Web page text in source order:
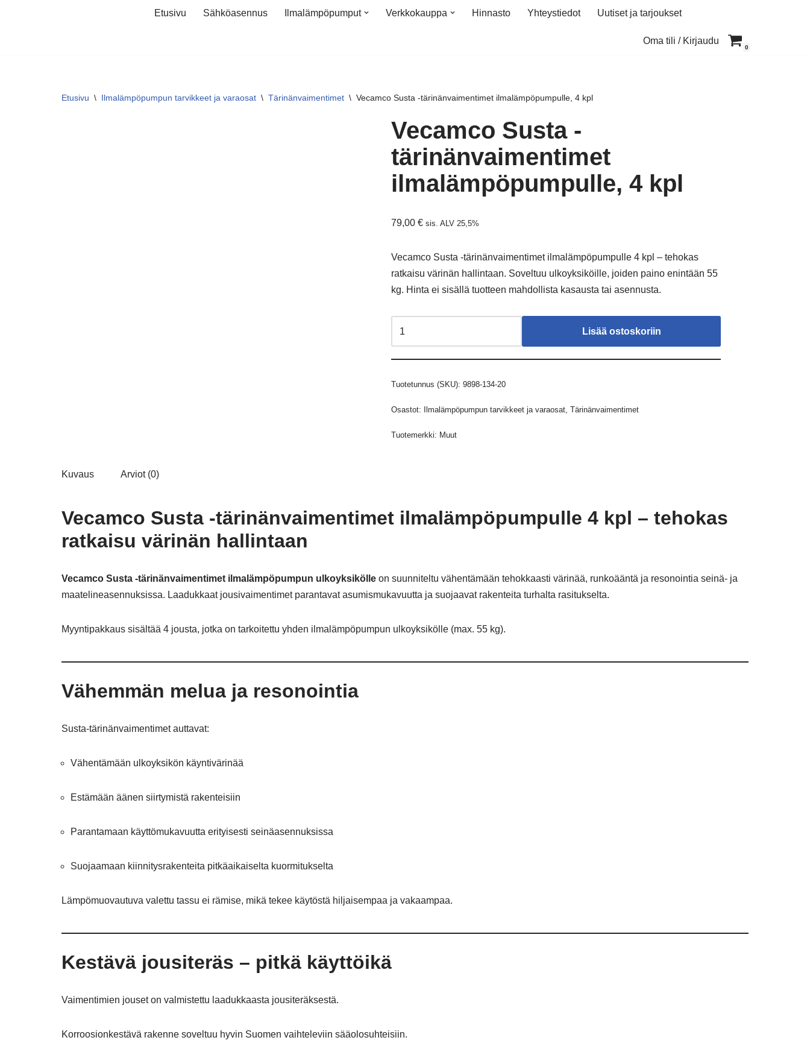
Etusivu Sähköasennus Ilmalämpöpumput Verkkokauppa Hinnasto Yhteystiedot Uutiset ja tarjoukset
Oma tili / Kirjaudu
0
Etusivu \ Ilmalämpöpumpun tarvikkeet ja varaosat \ Tärinänvaimentimet \ Vecamco Susta -tärinänvaimentimet ilmalämpöpumpulle, 4 kpl
Vecamco Susta -
tärinänvaimentimet
ilmalämpöpumpulle, 4 kpl
79,00€ sis. ALV 25,5%
Vecamco Susta -tärinänvaimentimet ilmalämpöpumpulle 4 kpl – tehokas
ratkaisu värinän hallintaan. Soveltuu ulkoyksiköille, joiden paino enintään 55
kg. Hinta ei sisällä tuotteen mahdollista kasausta tai asennusta.
Lisää ostoskoriin
Tuotetunnus (SKU):9898-134-20
Osastot: Ilmalämpöpumpun tarvikkeet ja varaosat,Tärinänvaimentimet
Tuotemerkki: Muut
Kuvaus Arviot (0)
Vecamco Susta -tärinänvaimentimet ilmalämpöpumpulle 4 kpl – tehokas
ratkaisu värinän hallintaan
Vecamco Susta -tärinänvaimentimet ilmalämpöpumpun ulkoyksikölle on suunniteltu vähentämään tehokkaasti värinää, runkoääntä ja resonointia seinä- ja
maatelineasennuksissa. Laadukkaat jousivaimentimet parantavat asumismukavuutta ja suojaavat rakenteita turhalta rasitukselta.
Myyntipakkaus sisältää 4 jousta, jotka on tarkoitettu yhden ilmalämpöpumpun ulkoyksikölle (max. 55 kg).
Vähemmän melua ja resonointia
Susta-tärinänvaimentimet auttavat:
Vähentämään ulkoyksikön käyntivärinää
Estämään äänen siirtymistä rakenteisiin
Parantamaan käyttömukavuutta erityisesti seinäasennuksissa
Suojaamaan kiinnitysrakenteita pitkäaikaiselta kuormitukselta
Lämpömuovautuva valettu tassu ei rämise, mikä tekee käytöstä hiljaisempaa ja vakaampaa.
Kestävä jousiteräs – pitkä käyttöikä
Vaimentimien jouset on valmistettu laadukkaasta jousiteräksestä.
Korroosionkestävä rakenne soveltuu hyvin Suomen vaihteleviin sääolosuhteisiin.